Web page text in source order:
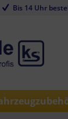
Bis 14 Uhr